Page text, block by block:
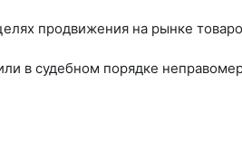
продвижения на рынке
в судебном порядке